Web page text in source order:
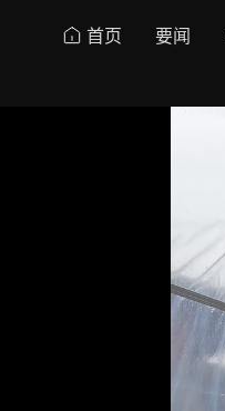
首页 要闻